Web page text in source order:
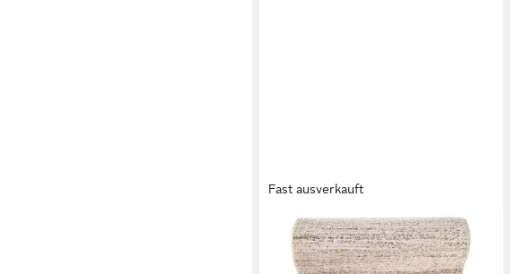
Fast ausverkauft
MAZOVIA
Läufer Läufer Flurläufer Einfarbig für
Vorzimmer, Küche - Creme Beige, 70